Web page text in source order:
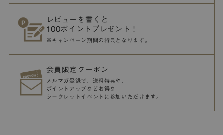
レビューを書くと
100ポイントプレゼント！
※キャンペーン期間の特典となります。
会員限定クーポン
メルマガ登録で、送料特典や、
ポイントアップなどお得な
シークレットイベントに参加いただけます。